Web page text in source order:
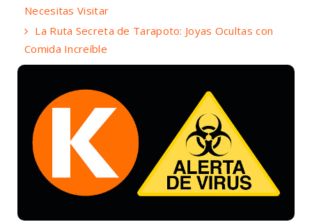
Necesitas Visitar
La Ruta Secreta de Tarapoto: Joyas Ocultas con
Comida Increíble